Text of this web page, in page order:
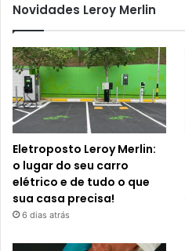
Novidades Leroy Merlin
Eletroposto Leroy Merlin:
o lugar do seu carro
elétrico e de tudo o que
sua casa precisa!
6 dias atrás